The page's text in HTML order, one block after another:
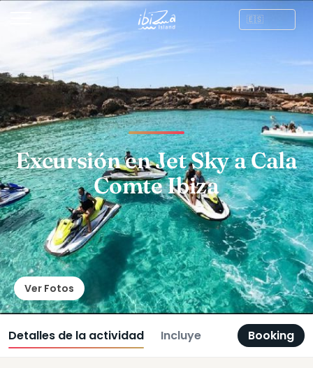
Excursión en Jet Sky a Cala
Comte Ibiza
Ver Fotos
Detalles de la actividad Incluye Booking